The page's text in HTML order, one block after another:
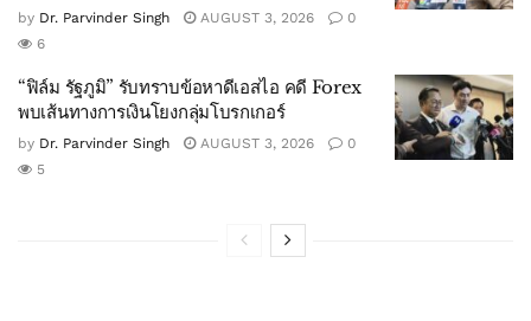
by Dr. Parvinder Singh AUGUST 3, 2026
0
6
“ฟิล์ม รัฐภูมิ” รับทราบข้อหาดีเอสไอ คดี Forex
พบเส้นทางการเงินโยงกลุ่มโบรกเกอร์
by Dr. Parvinder Singh AUGUST 3, 2026
0
5